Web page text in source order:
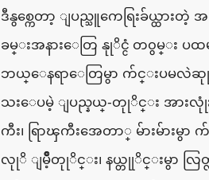
ဒီနွစ္ကေတာ့ ျပည္သူကေရြးခ်ယ္ထားတဲ့ အ
ခမ္းအနားေတြ နုုိင္ငံ တ၀ွမ္း ပထ
ဘယ္ေနရာေတြမွာ က်င္းပမလဲ
သးေပမဲ့ ျပည္နယ္-တုုိင္း အားလုုံ
ကီး၊ ရြာၾကီးအေတာ္ မ်ားမ်ားမွာ က်
လုုိ ျမိဳ့တုုိင္း၊ နယ္တုုိင္းမွာ လြ